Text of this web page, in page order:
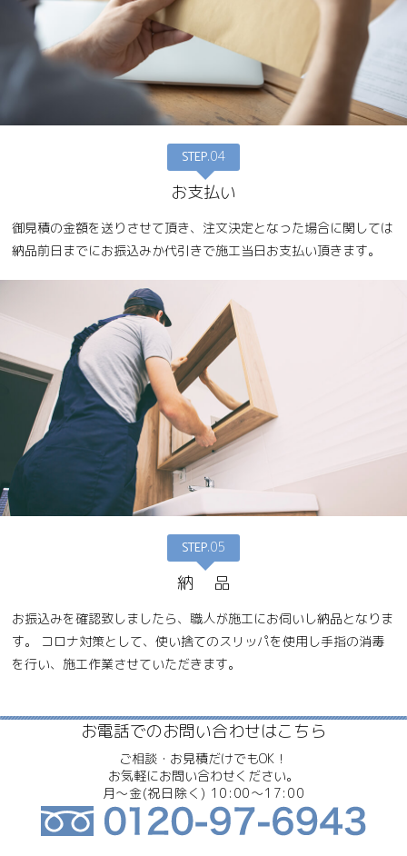
STEP.04
お支払い
御見積の金額を送りさせて頂き、注文決定となった場合に関しては
納品前日までにお振込みか代引きで施工当日お支払い頂きます。
STEP.05
納 品
お振込みを確認致しましたら、職人が施工にお伺いし納品となりま
す。
コロナ対策として、使い捨てのスリッパを使用し手指の消毒
を行い、施工作業させていただきます。
お電話でのお問い合わせはこちら
ご相談・お見積だけでもOK！
お気軽にお問い合わせください。
月～金(祝日除く) 10:00～17:00